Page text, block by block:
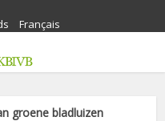
Français
groene bladluizen